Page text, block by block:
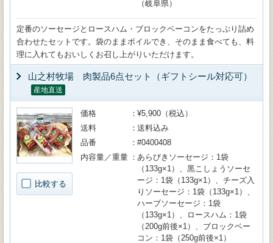
（岐阜県）
定番のソーセージとロースハム・ブロックベーコンをたっぷり詰め
合わせたセットです。袋のままボイルでき、そのまま食べても、料
理に入れてもおいしくお召し上がりいただけます。
山之村牧場 肉製品6点セット（ギフトシール対応可）
産地直送
比較する
価格
¥5,900（税込）
送料
送料込み
品番
#0400408
内容量／重量
あらびきソーセージ：1袋
（133g×1）、黒こしょうソーセ
ージ：1袋（133g×1）、チーズ入
りソーセージ：1袋（133g×1）、
ハーブソーセージ：1袋
（133g×1）、ロースハム：1袋
（200g前後×1）、ブロックベー
コン：1袋（250g前後×1）